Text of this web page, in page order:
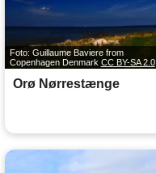
Foto: Guillaume Baviere from
Copenhagen Denmark CC BY-SA 2.0
Orø Nørrestænge